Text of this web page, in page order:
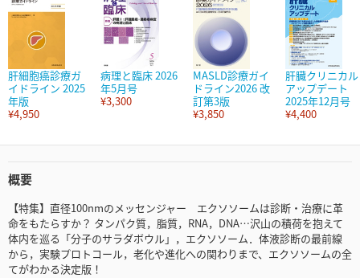
肝細胞癌診療ガ
イドライン 2025
年版
¥4,950
病理と臨床 2026
年5月号
¥3,300
MASLD診療ガイ
ドライン2026 改
訂第3版
¥3,850
肝臓クリニカル
アップデート
2025年12月号
¥4,400
概要
【特集】直径100nmのメッセンジャー エクソソームは診断・治療に革
命をもたらすか？ タンパク質，脂質，RNA，DNA…沢山の積荷を抱えて
体内を巡る「分子のサラダボウル」，エクソソーム．体液診断の最前線
から，実験プロトコール，老化や進化への関わりまで、エクソソームの全
てがわかる決定版！